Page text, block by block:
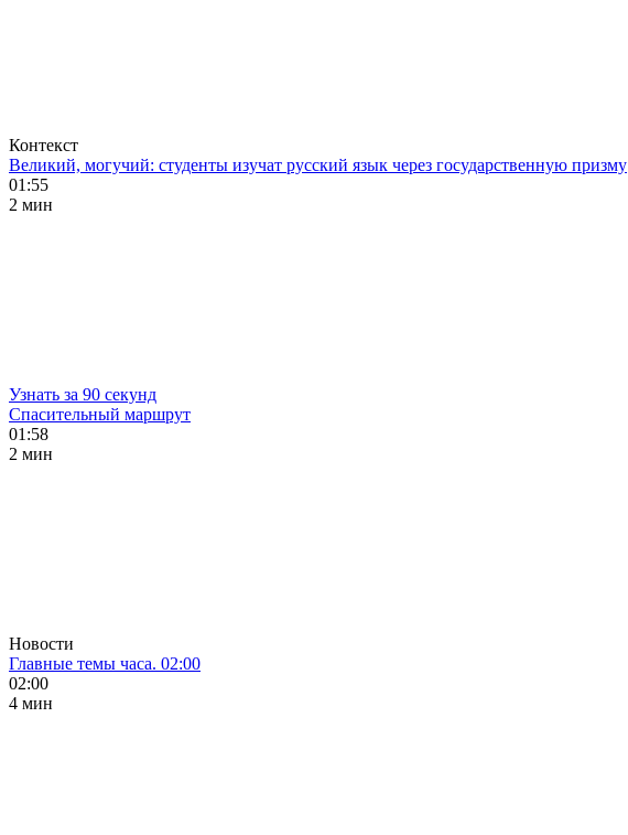
Контекст
Великий, могучий: студенты изучат русский язык через государственную призму
01:55
2 мин
Узнать за 90 секунд
Спасительный маршрут
01:58
2 мин
Новости
Главные темы часа. 02:00
02:00
4 мин